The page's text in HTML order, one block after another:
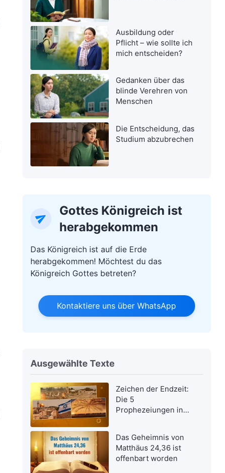
Ausbildung oder
Pflicht – wie sollte ich
mich entscheiden?
Gedanken über das
blinde Verehren von
Menschen
Die Entscheidung, das
Studium abzubrechen
Gottes Königreich ist
herabgekommen
Das Königreich ist auf die Erde
herabgekommen! Möchtest du das
Königreich Gottes betreten?
Kontaktiere uns über WhatsApp
Ausgewählte Texte
Zeichen der Endzeit:
Die 5
Prophezeiungen in
Herrn Jesus wurden
erfüllt
Das Geheimnis von
Matthäus 24,36 ist
offenbart worden